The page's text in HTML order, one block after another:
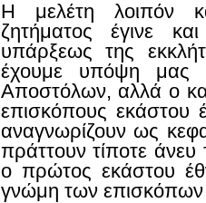
Η μελέτη λοιπόν
ζητήματος έγινε
υπάρξεως της
έχουμε υπόψη μας
Αποστόλων, αλλά ο
επισκόπους εκάστου
αναγνωρίζουν ως
πράττουν τίποτε άνευ
ο πρώτος εκάστου
γνώμη των επισκόπων